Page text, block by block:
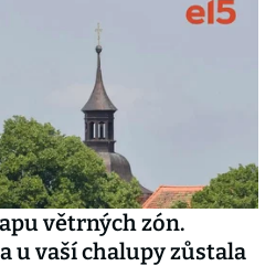
větrných zón.
u vaší chalupy zůstala